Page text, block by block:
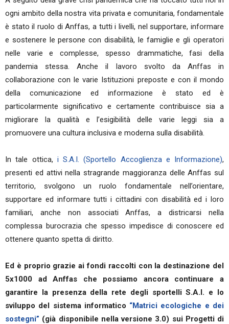
ogni ambito della nostra vita privata e comunitaria, fondamentale
è stato il ruolo di Anffas, a tutti i livelli, nel supportare, informare
e sostenere le persone con disabilità, le famiglie e gli operatori
nelle varie e complesse, spesso drammatiche, fasi della
pandemia stessa. Anche il lavoro svolto da Anffas in
collaborazione con le varie Istituzioni preposte e con il mondo
della comunicazione ed informazione è stato ed è
particolarmente significativo e certamente contribuisce sia a
migliorare la qualità e l’esigibilità delle varie leggi sia a
promuovere una cultura inclusiva e moderna sulla disabilità.
In tale ottica, i S.A.I. (Sportello Accoglienza e Informazione),
presenti ed attivi nella stragrande maggioranza delle Anffas sul
territorio, svolgono un ruolo fondamentale nell’orientare,
supportare ed informare tutti i cittadini con disabilità ed i loro
familiari, anche non associati Anffas, a districarsi nella
complessa burocrazia che spesso impedisce di conoscere ed
ottenere quanto spetta di diritto.
Ed è proprio grazie ai fondi raccolti con la destinazione del
5x1000 ad Anffas che possiamo ancora continuare a
garantire la presenza della rete degli sportelli S.A.I. e lo
sviluppo del sistema informatico “Matrici ecologiche e dei
sostegni” (già disponibile nella versione 3.0) sui Progetti di